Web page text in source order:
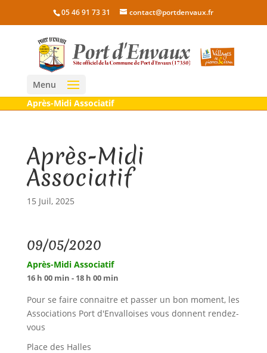
05 46 91 73 31 contact@portdenvaux.fr
Menu
Après-Midi Associatif
Après-Midi
Associatif
15 Juil, 2025
09/05/2020
Après-Midi Associatif
16 h 00 min - 18 h 00 min
Pour se faire connaitre et passer un bon moment, les
Associations Port d'Envalloises vous donnent rendez-
vous
Place des Halles